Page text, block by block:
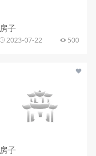
房子
2023-07-22 500
房子